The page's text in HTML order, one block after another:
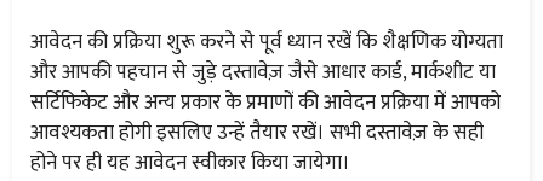
आवेदन की प्रक्रिया शुरू करने से पूर्व ध्यान रखें कि शैक्षणिक योग्यता
और आपकी पहचान से जुड़े दस्तावेज़ जैसे आधार कार्ड, मार्कशीट या
सर्टिफिकेट और अन्य प्रकार के प्रमाणों की आवेदन प्रक्रिया में आपको
आवश्यकता होगी इसलिए उन्हें तैयार रखें। सभी दस्तावेज़ के सही
होने पर ही यह आवेदन स्वीकार किया जायेगा।